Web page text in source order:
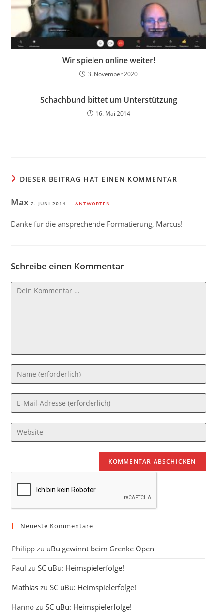
Wir spielen online weiter!
3. November 2020
Schachbund bittet um Unterstützung
16. Mai 2014
DIESER BEITRAG HAT EINEN KOMMENTAR
Max2. JUNI 2014 ANTWORTEN
Danke für die ansprechende Formatierung, Marcus!
Schreibe einen Kommentar
Kommentar
Gib
deinen
Namen
oder
zum
Kommentieren
Gib
deine
E-
Mail-
Kommentieren
ein
Gib
deine
(optional)
Neueste Kommentare
Philipp zu uBu gewinnt beim Grenke Open
Paul zuSC uBu: Heimspielerfolge!
Mathias zuSC uBu: Heimspielerfolge!
Hanno zuSC uBu: Heimspielerfolge!